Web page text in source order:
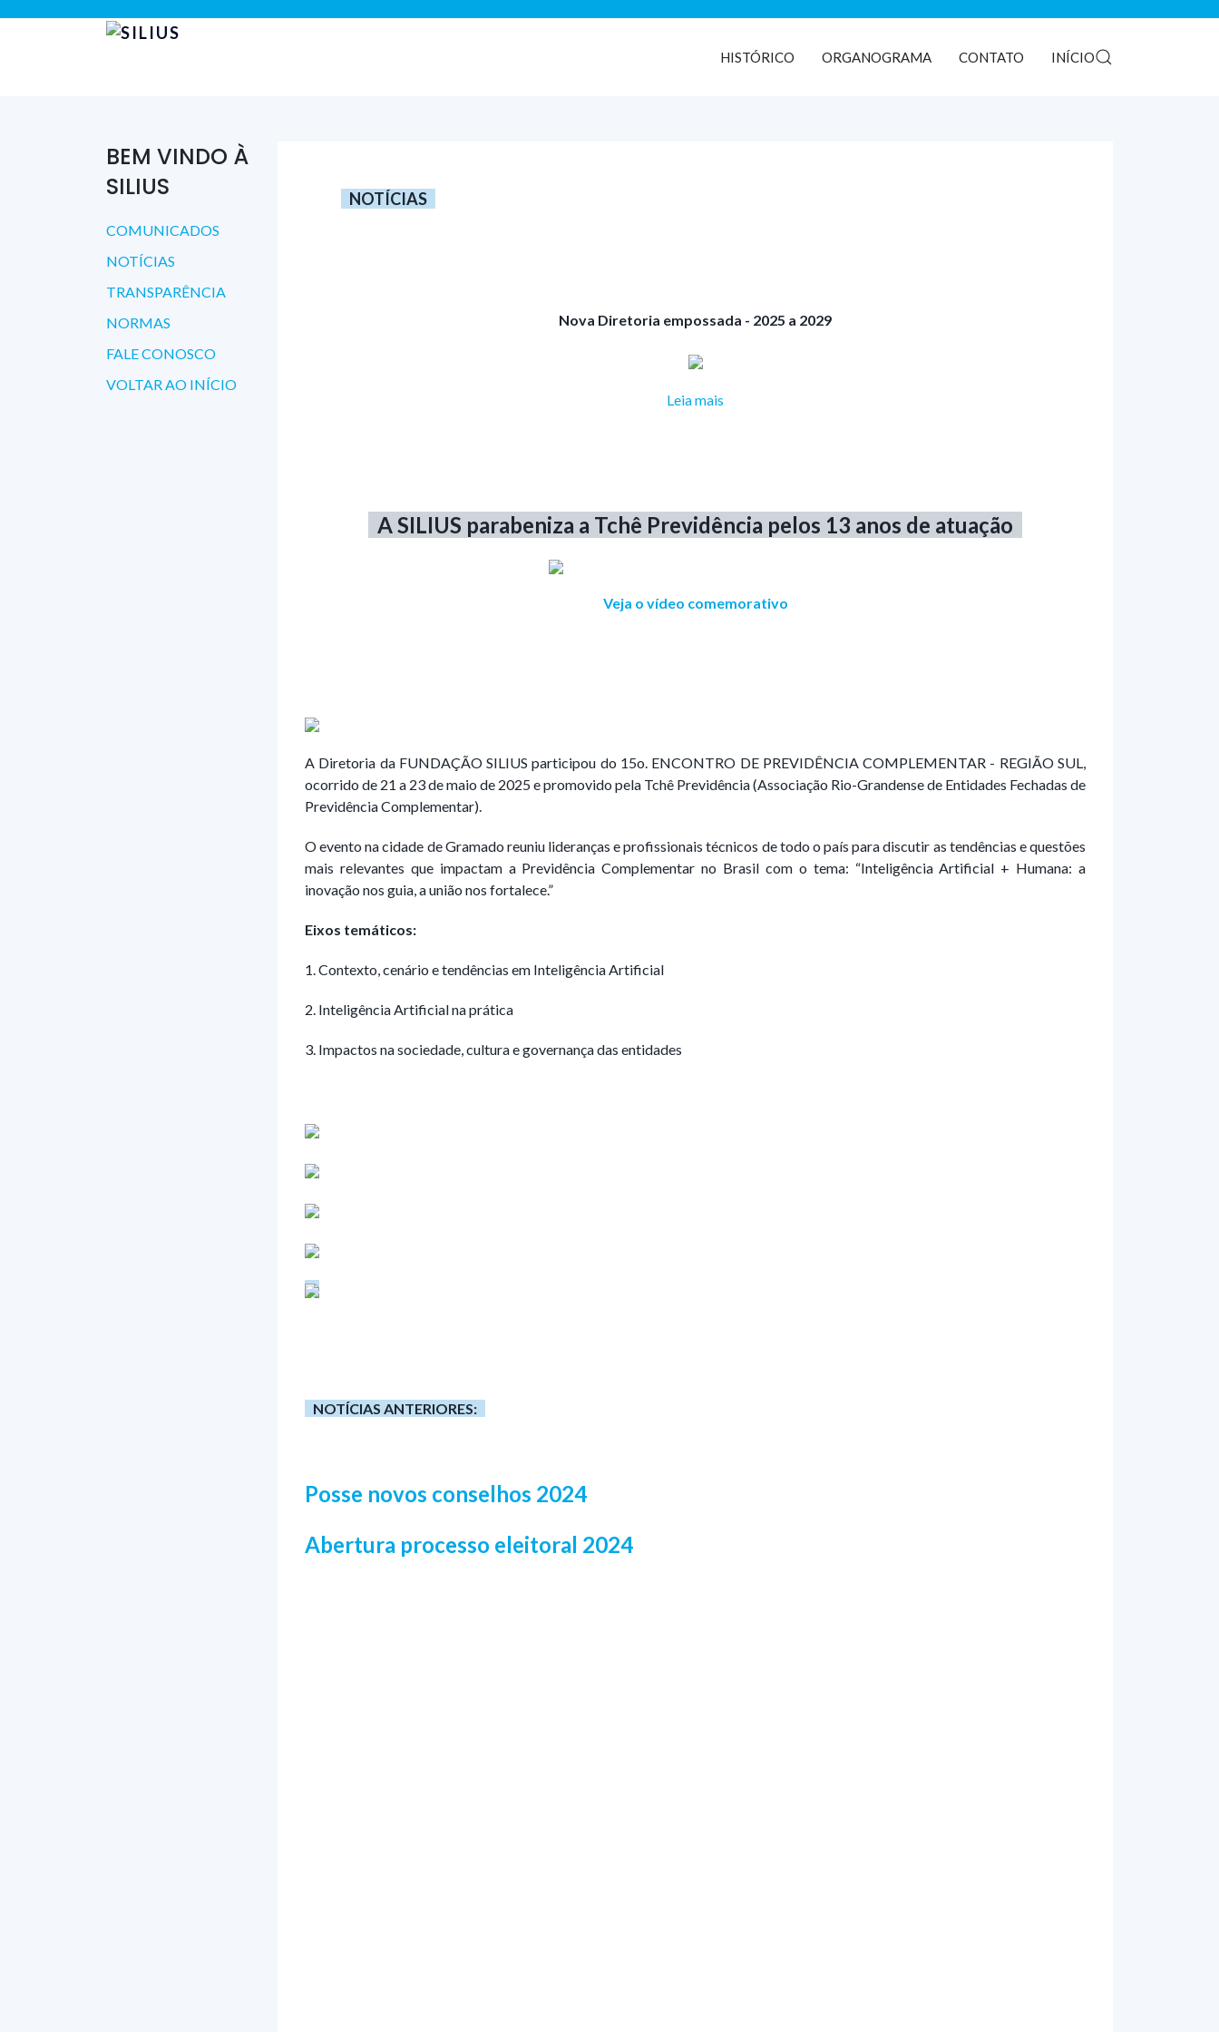
HISTÓRICO ORGANOGRAMA CONTATO INÍCIO
BEM VINDO À
SILIUS
COMUNICADOS
NOTÍCIAS
TRANSPARÊNCIA
NORMAS
FALE CONOSCO
VOLTAR AO INÍCIO
NOTÍCIAS
Nova Diretoria empossada - 2025 a 2029
Leia mais
A SILIUS parabeniza a Tchê Previdência pelos 13 anos de atuação
Veja o vídeo comemorativo
A Diretoria da FUNDAÇÃO SILIUS participou do 15o. ENCONTRO DE PREVIDÊNCIA COMPLEMENTAR - REGIÃO SUL,
ocorrido de 21 a 23 de maio de 2025 e promovido pela Tchê Previdência (Associação Rio-Grandense de Entidades Fechadas de
Previdência Complementar).
O evento na cidade de Gramado reuniu lideranças e profissionais técnicos de todo o país para discutir as tendências e questões
mais relevantes que impactam a Previdência Complementar no Brasil com o tema: “Inteligência Artificial + Humana: a
inovação nos guia, a união nos fortalece.”
Eixos temáticos:
1. Contexto, cenário e tendências em Inteligência Artificial
2. Inteligência Artificial na prática
3. Impactos na sociedade, cultura e governança das entidades
NOTÍCIAS ANTERIORES:
Posse novos conselhos 2024
Abertura processo eleitoral 2024